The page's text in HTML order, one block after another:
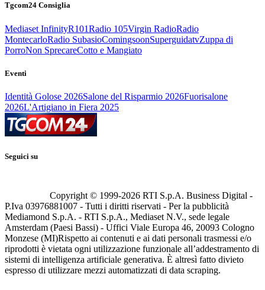
Tgcom24 Consiglia
Mediaset InfinityR101Radio 105Virgin RadioRadio
MontecarloRadio SubasioComingsoonSuperguidatvZuppa di
PorroNon SprecareCotto e Mangiato
Eventi
Identità Golose 2026Salone del Risparmio 2026Fuorisalone
2026L'Artigiano in Fiera 2025
Seguici su
Copyright © 1999-2026 RTI S.p.A. Business Digital -
P.Iva 03976881007 - Tutti i diritti riservati - Per la pubblicità
Mediamond S.p.A. - RTI S.p.A., Mediaset N.V., sede legale
Amsterdam (Paesi Bassi) - Uffici Viale Europa 46, 20093 Cologno
Monzese (MI)Rispetto ai contenuti e ai dati personali trasmessi e/o
riprodotti è vietata ogni utilizzazione funzionale all’addestramento di
sistemi di intelligenza artificiale generativa. È altresì fatto divieto
espresso di utilizzare mezzi automatizzati di data scraping.